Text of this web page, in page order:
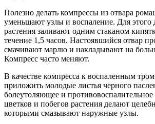
Полезно делать компрессы из отвара
уменьшают узлы и воспаление. Для этого
растения заливают одним стаканом
течение 1,5 часов. Настоявшийся отвар
смачивают марлю и накладывают на
Компресс часто меняют.
В качестве компресса к воспаленным
приложить молодые листья черного
болеутоляющее и противовоспалительное
цветков и побегов растения делают
которыми смазывают наружные узлы.